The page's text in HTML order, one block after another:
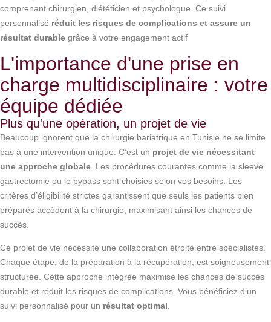
comprenant chirurgien, diététicien et psychologue. Ce suivi
personnalisé réduit les risques de complications et assure un
résultat durable grâce à votre engagement actif
L'importance d'une prise en
charge multidisciplinaire : votre
équipe dédiée
Plus qu'une opération, un projet de vie
Beaucoup ignorent que la chirurgie bariatrique en Tunisie ne se limite
pas à une intervention unique. C’est un projet de vie nécessitant
une approche globale . Les procédures courantes comme la sleeve
gastrectomie ou le bypass sont choisies selon vos besoins. Les
critères d’éligibilité strictes garantissent que seuls les patients bien
préparés accèdent à la chirurgie, maximisant ainsi les chances de
succès.
Ce projet de vie nécessite une collaboration étroite entre spécialistes.
Chaque étape, de la préparation à la récupération, est soigneusement
structurée. Cette approche intégrée maximise les chances de succès
durable et réduit les risques de complications. Vous bénéficiez d’un
suivi personnalisé pour un résultat optimal.